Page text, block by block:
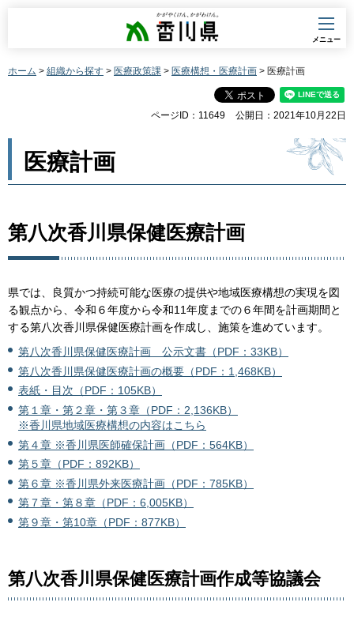
香川県
メニュー
ホーム > 組織から探す > 医療政策課 > 医療構想・医療計画 > 医療計画
ページID：11649 公開日：2021年10月22日
医療計画
第八次香川県保健医療計画
県では、良質かつ持続可能な医療の提供や地域医療構想の実現を図
る観点から、令和６年度から令和11年度までの６年間を計画期間と
する第八次香川県保健医療計画を作成し、施策を進めています。
第八次香川県保健医療計画 公示文書（PDF：33KB）
第八次香川県保健医療計画の概要（PDF：1,468KB）
表紙・目次（PDF：105KB）
第１章・第２章・第３章（PDF：2,136KB）
※香川県地域医療構想の内容はこちら
第４章 ※香川県医師確保計画（PDF：564KB）
第５章（PDF：892KB）
第６章 ※香川県外来医療計画（PDF：785KB）
第７章・第８章（PDF：6,005KB）
第９章・第10章（PDF：877KB）
第八次香川県保健医療計画作成等協議会